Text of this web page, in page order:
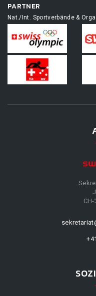
PARTNER
Nat./Int. Sportverbände &